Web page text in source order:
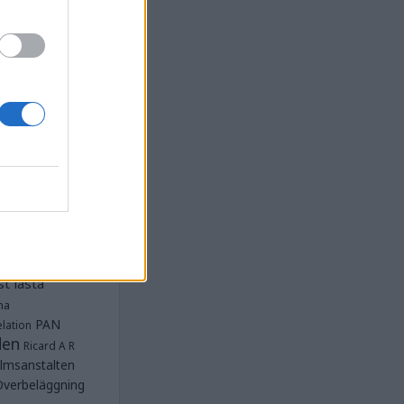
Anstalten
lästa
PAN
Ricard A R